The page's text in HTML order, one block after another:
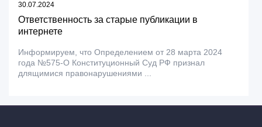
30.07.2024
Ответственность за старые публикации в
интернете
Информируем, что Определением от 28 марта 2024
года №575-О Конституционный Суд РФ признал
длящимися правонарушениями ...